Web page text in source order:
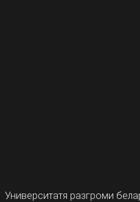
Университатя разгроми